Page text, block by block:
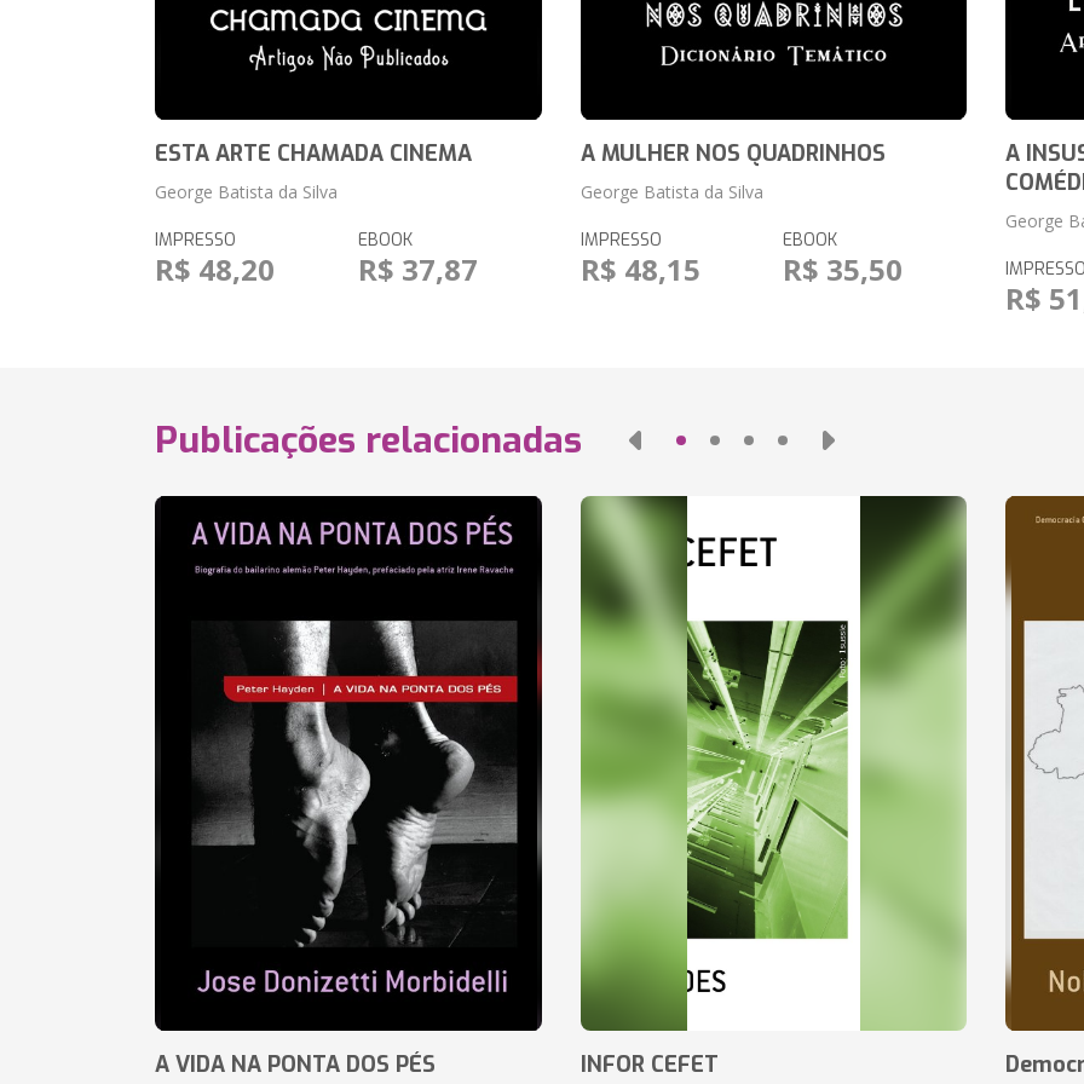
ESTA ARTE CHAMADA CINEMA
George Batista da Silva
IMPRESSO
R$ 48,20
EBOOK
R$ 37,87
A MULHER NOS QUADRINHOS
George Batista da Silva
IMPRESSO
R$ 48,15
EBOOK
R$ 35,50
A
George
IMPRESSO
R$
Publicações relacionadas
A VIDA NA PONTA DOS PÉS INFOR CEFET